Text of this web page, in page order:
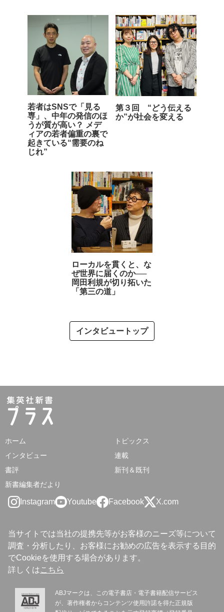
若者はSNSで「見る
専」、中年の発信のほ
うが質が高い？ メデ
ィアの若者偏重の裏で
起きている“需要のね
じれ”
第３回 “どう伝える
か”が社会を変える
ローカルを貫くと、な
ぜ世界に届くのか──
岡田利規が切り拓いた
「第三の道」
インタビュートップ
ホーム
トピックス
インタビュー
連載
書評
新刊＆既刊
新書編集者だより
Instagram Youtube Facebook X.com
当サイトでは当社の提携先等がお客様のニーズ等について
調査・分析したり、お客様にお勧めの広告を表示する目的
でCookieを使用する場合があります。
詳しくはこちら
ABJマークは、この電子書店・電子書籍配信サービス
が、著作権者からコンテンツ使用許諾を得た正規版